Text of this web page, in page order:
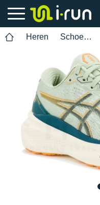
Heren Schoenen